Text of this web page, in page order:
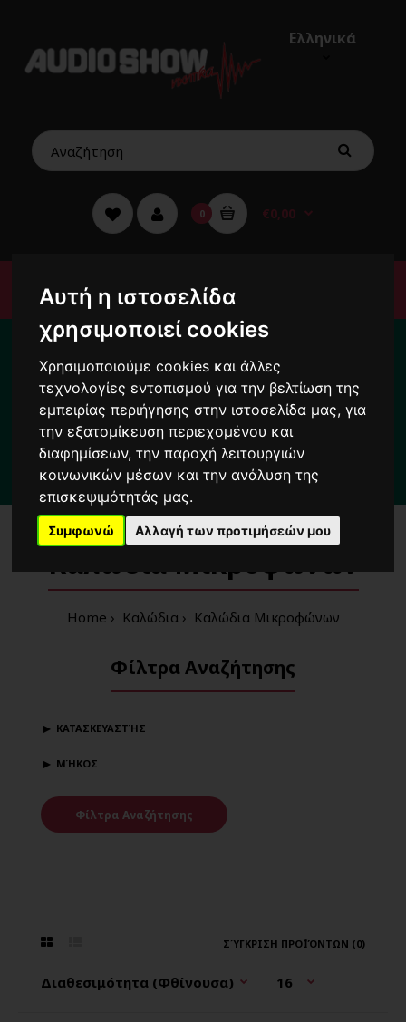
Αυτή η ιστοσελίδα
χρησιμοποιεί cookies
Χρησιμοποιούμε cookies και άλλες
τεχνολογίες εντοπισμού για την βελτίωση της
εμπειρίας περιήγησης στην ιστοσελίδα μας, για
την εξατομίκευση περιεχομένου και
διαφημίσεων, την παροχή λειτουργιών
κοινωνικών μέσων και την ανάλυση της
επισκεψιμότητάς μας.
Συμφωνώ Αλλαγή των προτιμήσεών μου
Ελληνικά
0 €0,00
Μενού
Για το διάστημα από 10/8 ως 24/8 οι
παραγγελίες σας ενδέχεται να
καθυστερήσουν !
Για κάθε σας απορία καλέστε μας στο:
2104222000
από τη στάση μετρό 'Δημοτικό Θέατρο'
Καλώδια Μικροφώνων
Home Καλώδια Καλώδια Μικροφώνων
Φίλτρα Αναζήτησης
ΚΑΤΑΣΚΕΥΑΣΤΉΣ
ΜΉΚΟΣ
Φίλτρα Αναζήτησης
ΣΎΓΚΡΙΣΗ ΠΡΟΪΌΝΤΩΝ (0)